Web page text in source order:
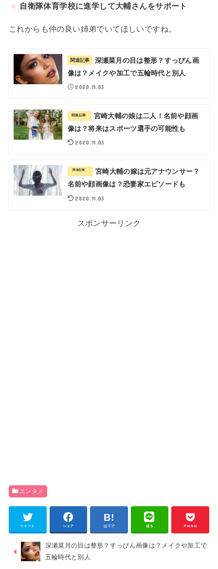
自衛隊体育学校に進学して大輔さんをサポート
これからも仲の良い姉弟でいてほしいですね。
関連記事
深瀬菜月の目は整形？すっぴん画
像は？メイクや加工で五輪時代と別人
2020.11.03
関連記事
宮崎大輔の娘は二人！名前や顔画
像は？将来はスポーツ選手の可能性も
2020.11.03
関連記事
宮崎大輔の嫁は元アナウンサー？
名前や顔画像は？恐妻家エピソードも
2020.11.03
スポンサーリンク
エンタメ
ツイート シェア はてブ 送る Pocket
深瀬菜月の目は整形？すっぴん画像は？メイクや加工で
五輪時代と別人